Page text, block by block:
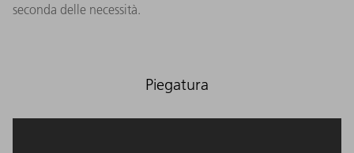
seconda delle necessità.​
Piegatura